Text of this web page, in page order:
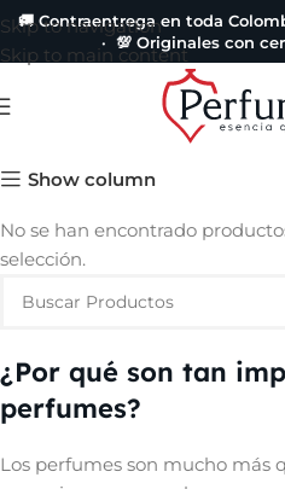
🚚 Contraentrega en toda
· 💯 Originales con
Skip to navigation
Skip to main content
Remy
Show column
No se han encontrado
selección.
¿Por qué son tan
perfumes?
Los perfumes son mucho más